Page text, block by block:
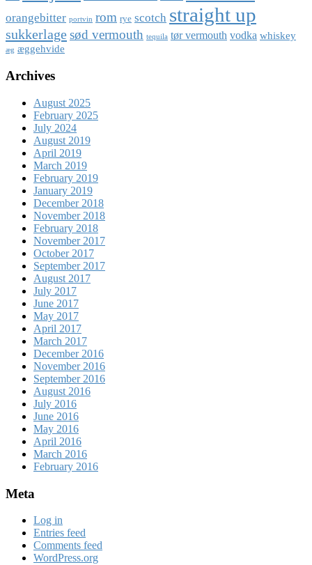
orangebitter portvin rom rye scotch straight up
sukkerlagesød vermouth tequila tør vermouth vodka whiskey
æg æggehvide
Archives
August 2025
February 2025
July 2024
August 2019
April 2019
March 2019
February 2019
January 2019
December 2018
November 2018
February 2018
November 2017
October 2017
September 2017
August 2017
July 2017
June 2017
May 2017
April 2017
March 2017
December 2016
November 2016
September 2016
August 2016
July 2016
June 2016
May 2016
April 2016
March 2016
February 2016
Meta
Log in
Entries feed
Comments feed
WordPress.org